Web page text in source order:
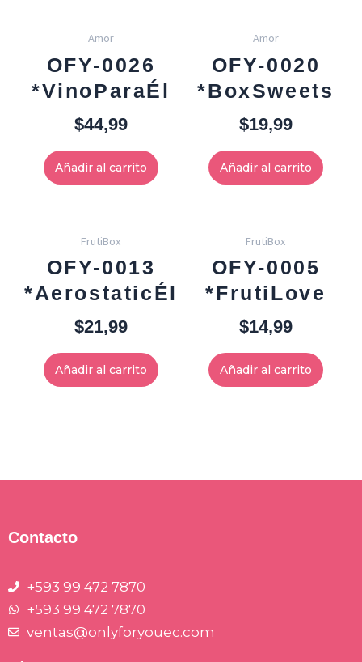
Amor
OFY-0026
*VinoParaÉl
$44,99
Añadir al carrito
Amor
OFY-0020
*BoxSweets
$19,99
Añadir al carrito
FrutiBox
OFY-0013
*AerostaticÉl
$21,99
Añadir al carrito
FrutiBox
OFY-0005
*FrutiLove
$14,99
Añadir al carrito
Contacto
+593 99 472 7870
+593 99 472 7870
ventas@onlyforyouec.com